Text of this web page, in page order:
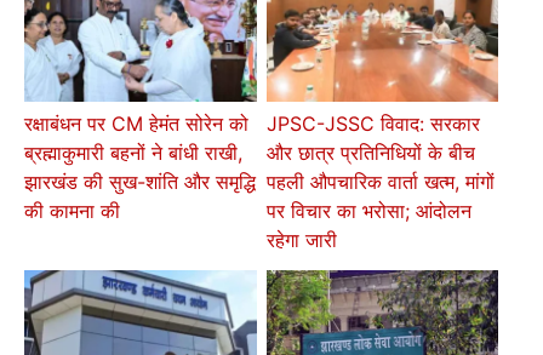
रक्षाबंधन पर CM हेमंत सोरेन को
ब्रह्माकुमारी बहनों ने बांधी राखी,
झारखंड की सुख-शांति और समृद्धि
की कामना की
JPSC-JSSC विवाद: सरकार
और छात्र प्रतिनिधियों के बीच
पहली औपचारिक वार्ता खत्म, मांगों
पर विचार का भरोसा; आंदोलन
रहेगा जारी